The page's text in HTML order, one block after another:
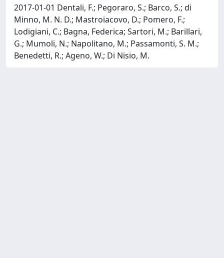
2017-01-01 Dentali, F.; Pegoraro, S.; Barco, S.; di
Minno, M. N. D.; Mastroiacovo, D.; Pomero, F.;
Lodigiani, C.; Bagna, Federica; Sartori, M.; Barillari,
G.; Mumoli, N.; Napolitano, M.; Passamonti, S. M.;
Benedetti, R.; Ageno, W.; Di Nisio, M.